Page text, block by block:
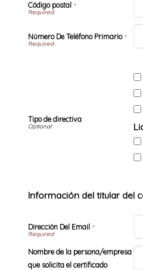
Código postal*
Número De Teléfono Primario*
Tipo de directiva
Información del titular del
Dirección Del Email*
Nombre de la persona/empresa
que solicita el certificado